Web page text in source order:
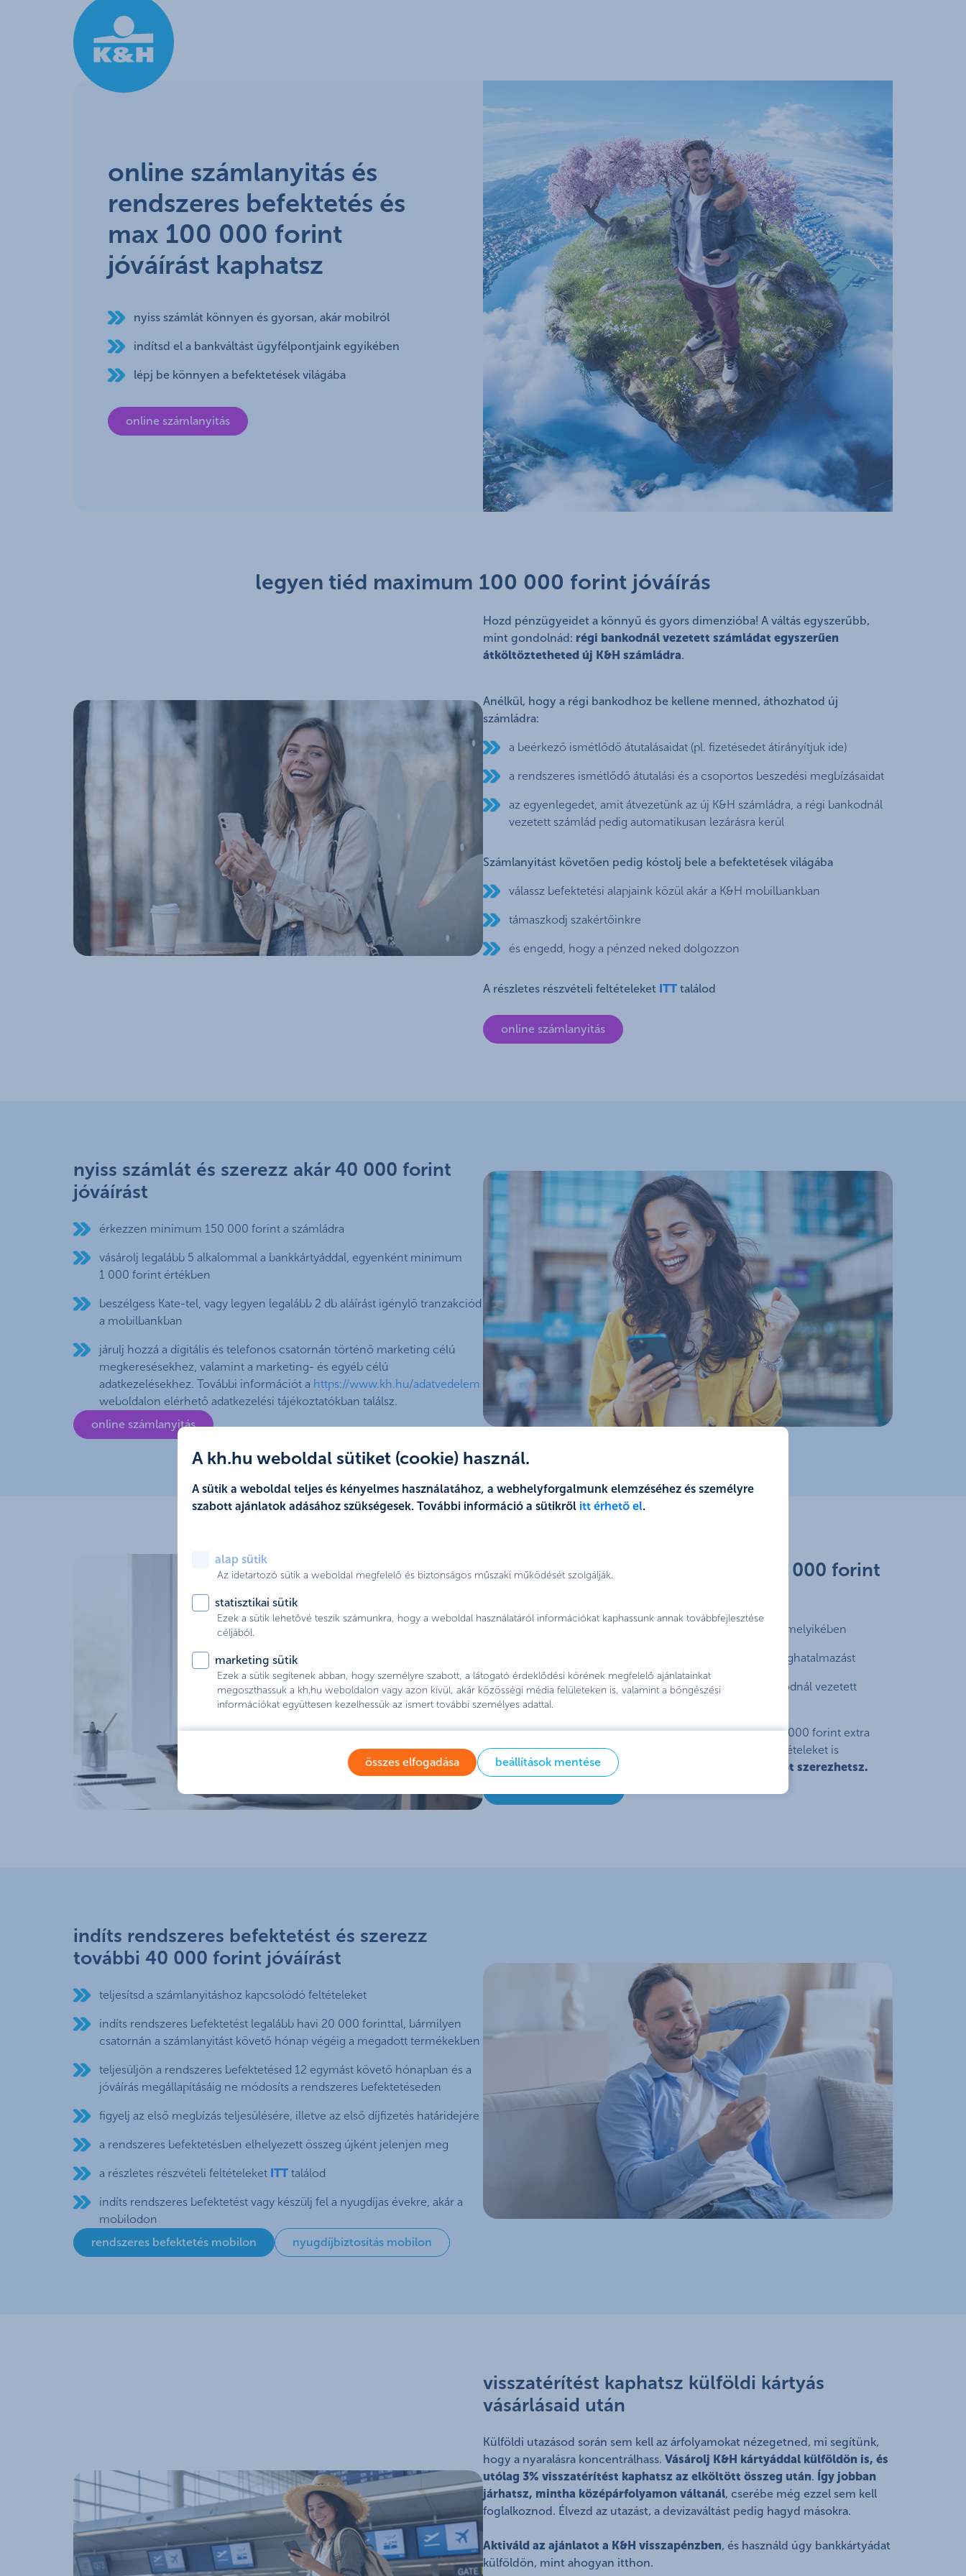
A kh.hu weboldal sütiket (cookie) használ.
A sütik a weboldal teljes és kényelmes használatához, a webhelyforgalmunk elemzéséhez és személyre
szabott ajánlatok adásához szükségesek. További információ a sütikről itt érhető el.
alap sütik
Az idetartozó sütik a weboldal megfelelő és biztonságos műszaki működését szolgálják.
statisztikai sütik
Ezek a sütik lehetővé teszik számunkra, hogy a weboldal használatáról információkat kaphassunk annak továbbfejlesztése
céljából.
marketing sütik
Ezek a sütik segítenek abban, hogy személyre szabott, a látogató érdeklődési körének megfelelő ajánlatainkat
megoszthassuk a kh.hu weboldalon vagy azon kívül, akár közösségi média felületeken is, valamint a böngészési
információkat együttesen kezelhessük az ismert további személyes adattal.
összes elfogadása beállítások mentése
Ugrás a fő tartalomhoz
online számlanyitás és
rendszeres befektetés és
max 100 000 forint
jóváírást kaphatsz
nyiss számlát könnyen és gyorsan, akár mobilról
indítsd el a bankváltást ügyfélpontjaink egyikében
lépj be könnyen a befektetések világába
online számlanyitás
legyen tiéd maximum 100 000 forint jóváírás
Hozd pénzügyeidet a könnyű és gyors dimenzióba! A váltás egyszerűbb,
mint gondolnád: régi bankodnál vezetett számládat egyszerűen
átköltöztetheted új K&H számládra.
Anélkül, hogy a régi bankodhoz be kellene menned, áthozhatod új
számládra:
a beérkező ismétlődő átutalásaidat (pl. fizetésedet átirányítjuk ide)
a rendszeres ismétlődő átutalási és a csoportos beszedési megbízásaidat
az egyenlegedet, amit átvezetünk az új K&H számládra, a régi bankodnál
vezetett számlád pedig automatikusan lezárásra kerül
Számlanyitást követően pedig kóstolj bele a befektetések világába
válassz befektetési alapjaink közül akár a K&H mobilbankban
támaszkodj szakértőinkre
és engedd, hogy a pénzed neked dolgozzon
A részletes részvételi feltételeket ITT találod
online számlanyitás
nyiss számlát és szerezz akár 40 000 forint
jóváírást
érkezzen minimum 150 000 forint a számládra
vásárolj legalább 5 alkalommal a bankkártyáddal, egyenként minimum
1 000 forint értékben
beszélgess Kate-tel, vagy legyen legalább 2 db aláírást igénylő tranzakciód
a mobilbankban
járulj hozzá a digitális és telefonos csatornán történő marketing célú
megkeresésekhez, valamint a marketing- és egyéb célú
adatkezelésekhez. További információt a https://www.kh.hu/adatvedelem
weboldalon elérhető adatkezelési tájékoztatókban találsz.
online számlanyitás
válts bankot és szerezz további 20 000 forint
indítsd el a bankváltási folyamatot ügyfélpontjaink bármelyikében
töltsd ki tanácsadóink segítségével a számlaváltási meghatalmazást
figyelj oda, hogy személyes adataid és a régi bankodnál vezetett
számlád adatai pontosan szerepeljenek
ezzel elindul a bankváltási folyamat, és tiéd lehet a 20 000 forint extra
jóváírás, ha a 40 000 forint jóváíráshoz szükséges feltételeket is
teljesítetted.Így összesen maximum 60 000 forintot szerezhetsz.
indíts rendszeres befektetést és szerezz
további 40 000 forint jóváírást
teljesítsd a számlanyitáshoz kapcsolódó feltételeket
indíts rendszeres befektetést legalább havi 20 000 forinttal, bármilyen
csatornán a számlanyitást követő hónap végéig a megadott termékekben
teljesüljön a rendszeres befektetésed 12 egymást követő hónapban és a
jóváírás megállapításáig ne módosíts a rendszeres befektetéseden
figyelj az első megbízás teljesülésére, illetve az első díjfizetés határidejére
a rendszeres befektetésben elhelyezett összeg újként jelenjen meg
a részletes részvételi feltételeket ITT találod
indíts rendszeres befektetést vagy készülj fel a nyugdíjas évekre, akár a
mobilodon
rendszeres befektetés mobilon
nyugdíjbiztosítás mobilon
visszatérítést kaphatsz külföldi kártyás
vásárlásaid után
Külföldi utazásod során sem kell az árfolyamokat nézegetned, mi segítünk,
hogy a nyaralásra koncentrálhass. Vásárolj K&H kártyáddal külföldön is, és
utólag 3% visszatérítést kaphatsz az elköltött összeg után. Így jobban
járhatsz, mintha középárfolyamon váltanál, cserébe még ezzel sem kell
foglalkoznod. Élvezd az utazást, a devizaváltást pedig hagyd másokra.
Aktiváld az ajánlatot a K&H visszapénzben, és használd úgy bankkártyádat
külföldön, mint ahogyan itthon.